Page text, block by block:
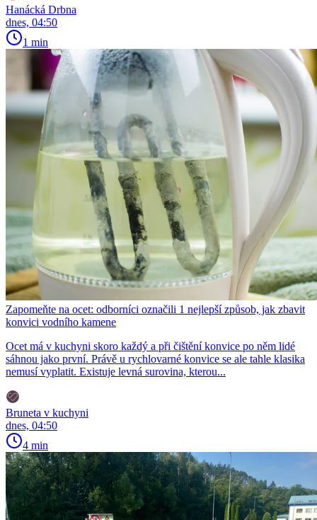
Hanácká Drbna
dnes, 04:50
1 min
Zapomeňte na ocet: odborníci označili 1 nejlepší způsob, jak zbavit
konvici vodního kamene
Ocet má v kuchyni skoro každý a při čištění konvice po něm lidé
sáhnou jako první. Právě u rychlovarné konvice se ale tahle klasika
nemusí vyplatit. Existuje levná surovina, kterou...
Bruneta v kuchyni
dnes, 04:50
4 min